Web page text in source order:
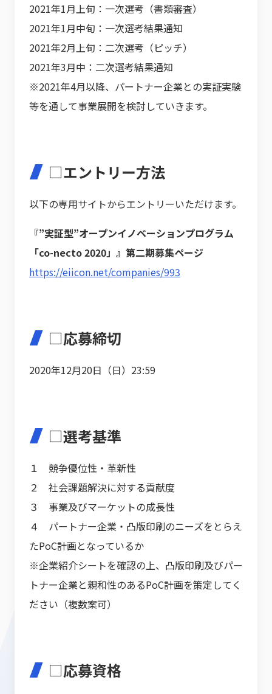
2021年1月上旬：一次選考（書類審査）
2021年1月中旬：一次選考結果通知
2021年2月上旬：二次選考（ピッチ）
2021年3月中：二次選考結果通知
※2021年4月以降、パートナー企業との実証実験
等を通して事業展開を検討していきます。
□エントリー方法
以下の専用サイトからエントリーいただけます。
『”実証型”オープンイノベーションプログラム
「co-necto 2020」』第二期募集ページ
https://eiicon.net/companies/993
□応募締切
2020年12月20日（日）23:59
□選考基準
１ 競争優位性・革新性
２ 社会課題解決に対する貢献度
３ 事業及びマーケットの成長性
４ パートナー企業・凸版印刷のニーズをとらえ
たPoC計画となっているか
※企業紹介シートを確認の上、凸版印刷及びパー
トナー企業と親和性のあるPoC計画を策定してく
ださい（複数案可）
□応募資格